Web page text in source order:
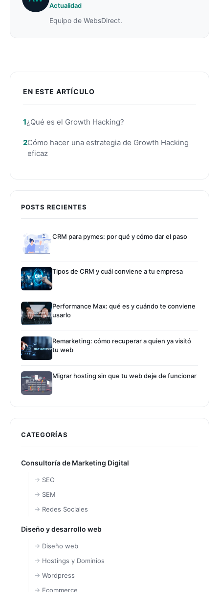
EN ESTE ARTÍCULO
¿Qué es el Growth Hacking?
Cómo hacer una estrategia de Growth Hacking
eficaz
POSTS RECIENTES
CRM para pymes: por qué y cómo dar el paso
Tipos de CRM y cuál conviene a tu empresa
Performance Max: qué es y cuándo te conviene
usarlo
Remarketing: cómo recuperar a quien ya visitó
tu web
Migrar hosting sin que tu web deje de funcionar
CATEGORÍAS
Consultoría de Marketing Digital
SEO
SEM
Redes Sociales
Diseño y desarrollo web
Diseño web
Hostings y Dominios
Wordpress
Ecommerce
Actualidad
Equipo de WebsDirect.